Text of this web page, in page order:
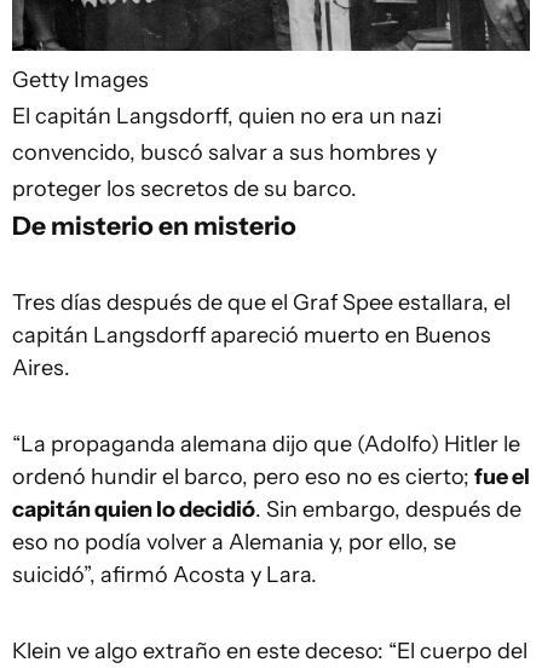
Getty Images
El capitán Langsdorff, quien no era un nazi
convencido, buscó salvar a sus hombres y
proteger los secretos de su barco.
De misterio en misterio
Tres días después de que el Graf Spee estallara, el
capitán Langsdorff apareció muerto en Buenos
Aires.
“La propaganda alemana dijo que (Adolfo) Hitler le
ordenó hundir el barco, pero eso no es cierto; fue el
capitán quien lo decidió. Sin embargo, después de
eso no podía volver a Alemania y, por ello, se
suicidó”, afirmó Acosta y Lara.
Klein ve algo extraño en este deceso: “El cuerpo del